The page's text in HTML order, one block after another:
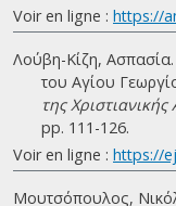
Voir en ligne : https://
Λούβη-Κίζη,
του Αγίου
της
pp. 111-126.
Voir en ligne : https://
Μουτσόπουλος,